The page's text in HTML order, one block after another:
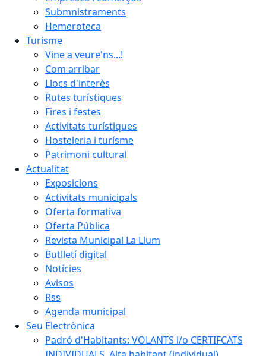
Submnistraments
Hemeroteca
Turisme
Vine a veure'ns...!
Com arribar
Llocs d'interès
Rutes turístiques
Fires i festes
Activitats turístiques
Hosteleria i turísme
Patrimoni cultural
Actualitat
Exposicions
Activitats municipals
Oferta formativa
Oferta Pública
Revista Municipal La Llum
Butlletí digital
Notícies
Avisos
Rss
Agenda municipal
Seu Electrònica
Padró d'Habitants: VOLANTS i/o CERTIFCATS